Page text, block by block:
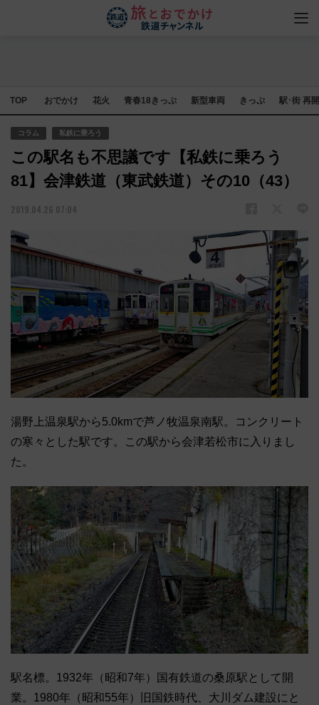
TOP おでかけ 花火 青春18きっぷ 新型車両 きっぷ 駅･街 再
コラム 私鉄に乗ろう
この駅名も不思議です【私鉄に乗ろう
81】会津鉄道（東武鉄道）その10（43）
2019.04.26 07:04
湯野上温泉駅から5.0kmで芦ノ牧温泉南駅。コンクリート
の寒々とした駅です。この駅から会津若松市に入りまし
た。
駅名標。1932年（昭和7年）国有鉄道の桑原駅として開
業。1980年（昭和55年）旧国鉄時代、大川ダム建設にと